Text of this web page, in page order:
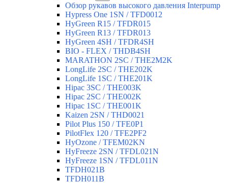
Обзор рукавов высокого давления Interpump
Hypress One 1SN / TFD0012
HyGreen R15 / TFDR015
HyGreen R13 / TFDR013
HyGreen 4SH / TFDR4SH
BIO - FLEX / THDB4SH
MARATHON 2SC / THE2M2K
LongLife 2SC / THE202K
LongLife 1SC / THE201K
Hipac 3SC / THE003K
Hipac 2SC / THE002K
Hipac 1SC / THE001K
Kaizen 2SN / THD0021
Pilot Plus 150 / TFE0P1
PilotFlex 120 / TFE2PF2
HyOzone / TFEM02KN
HyFreeze 2SN / TFDL021N
HyFreeze 1SN / TFDL011N
TFDH021B
TFDH011B